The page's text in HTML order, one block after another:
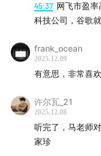
45:37 网飞市盈
科技公司，谷歌
frank_ocean
2025.12.09
有意思，非常喜
许尔瓦_21
2025.12.08
听完了，马老师
家珍